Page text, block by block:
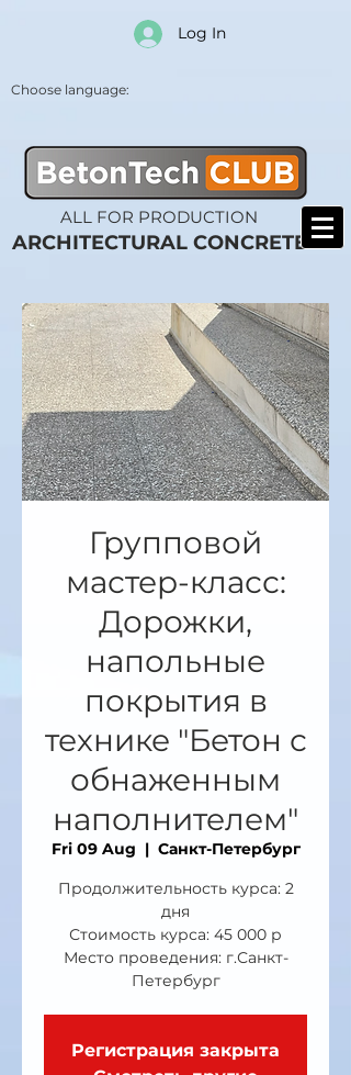
Log In
Choose language:
ARCHITECTURAL CONCRETE
ALL FOR PRODUCTION
Групповой
мастер-класс:
Дорожки,
напольные
покрытия в
технике "Бетон с
обнаженным
наполнителем"
Fri 09 Aug
  |
Санкт-Петербург
Продолжительность курса: 2
дня
Стоимость курса: 45 000 р
Место проведения: г.Санкт-
Петербург
Регистрация закрыта